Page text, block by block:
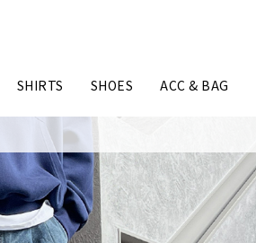
SHIRTS SHOES ACC & BAG